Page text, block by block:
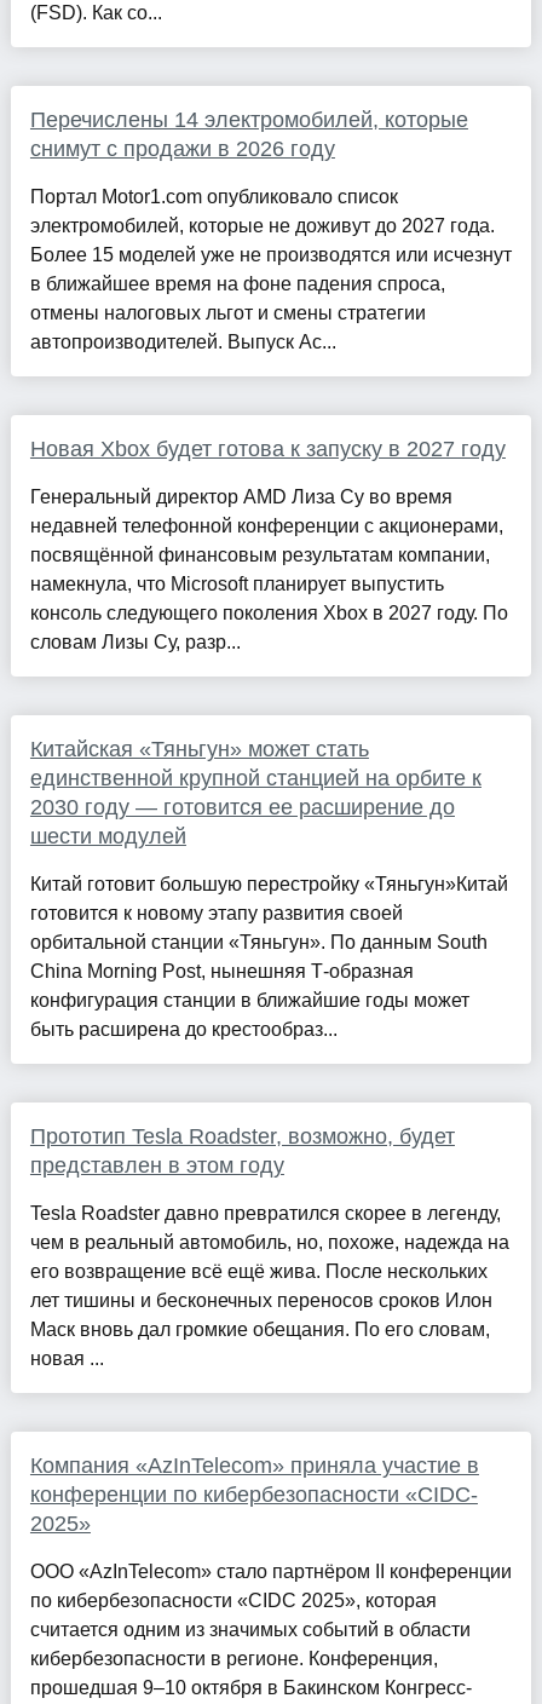
(FSD). Как со...
Перечислены 14 электромобилей, которые
снимут с продажи в 2026 году
Портал Motor1.com опубликовало список
электромобилей, которые не доживут до 2027 года.
Более 15 моделей уже не производятся или исчезнут
в ближайшее время на фоне падения спроса,
отмены налоговых льгот и смены стратегии
автопроизводителей. Выпуск Ac...
Новая Xbox будет готова к запуску в 2027 году
Генеральный директор AMD Лиза Су во время
недавней телефонной конференции с акционерами,
посвящённой финансовым результатам компании,
намекнула, что Microsoft планирует выпустить
консоль следующего поколения Xbox в 2027 году. По
словам Лизы Су, разр...
Китайская «Тяньгун» может стать
единственной крупной станцией на орбите к
2030 году — готовится ее расширение до
шести модулей
Китай готовит большую перестройку «Тяньгун»Китай
готовится к новому этапу развития своей
орбитальной станции «Тяньгун». По данным South
China Morning Post, нынешняя Т-образная
конфигурация станции в ближайшие годы может
быть расширена до крестообраз...
Прототип Tesla Roadster, возможно, будет
представлен в этом году
Tesla Roadster давно превратился скорее в легенду,
чем в реальный автомобиль, но, похоже, надежда на
его возвращение всё ещё жива. После нескольких
лет тишины и бесконечных переносов сроков Илон
Маск вновь дал громкие обещания. По его словам,
новая ...
Компания «AzInTelecom» приняла участие в
конференции по кибербезопасности «CIDC-
2025»
ООО «AzInTelecom» стало партнёром II конференции
по кибербезопасности «CIDC 2025», которая
считается одним из значимых событий в области
кибербезопасности в регионе. Конференция,
прошедшая 9–10 октября в Бакинском Конгресс-